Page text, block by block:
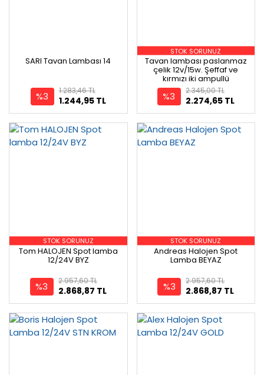
SARI Tavan Lambası 14
%3 1.244,95 TL
1.283,46 TL
STOK SORUNUZ
Tavan lambası paslanmaz
çelik 12v/15w. Şeffaf ve
kırmızı iki ampullü
%3 2.274,65 TL
2.345,00 TL
STOK SORUNUZ
Tom HALOJEN Spot lamba
12/24V BYZ
%3 2.868,87 TL
2.957,60 TL
STOK SORUNUZ
Andreas Halojen Spot
Lamba BEYAZ
%3 2.868,87 TL
2.957,60 TL